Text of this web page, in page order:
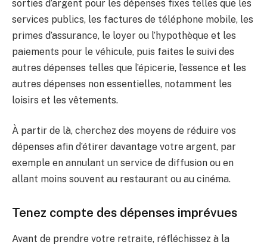
sorties d’argent pour les dépenses fixes telles que les
services publics, les factures de téléphone mobile, les
primes d’assurance, le loyer ou l’hypothèque et les
paiements pour le véhicule, puis faites le suivi des
autres dépenses telles que l’épicerie, l’essence et les
autres dépenses non essentielles, notamment les
loisirs et les vêtements.
À partir de là, cherchez des moyens de réduire vos
dépenses afin d’étirer davantage votre argent, par
exemple en annulant un service de diffusion ou en
allant moins souvent au restaurant ou au cinéma.
Tenez compte des dépenses imprévues
Avant de prendre votre retraite, réfléchissez à la